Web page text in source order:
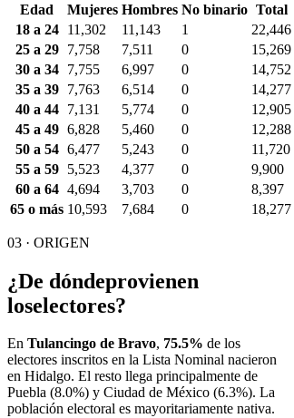
Edad
Mujeres Hombres No binario Total
18 a 24
11,302 11,143 1 22,446
25 a 29
7,758 7,511 0 15,269
30 a 34
7,755 6,997 0 14,752
35 a 39
7,763 6,514 0 14,277
40 a 44
7,131 5,774 0 12,905
45 a 49 6,828 5,460 0 12,288
50 a 54 6,477 5,243 0 11,720
55 a 59
5,523 4,377 0 9,900
60 a 64 4,694 3,703 0 8,397
65 o más 10,593 7,684 0 18,277
03 · ORIGEN
¿De dóndeprovienen
loselectores?
En Tulancingo de Bravo, 75.5% de los
electores inscritos en la Lista Nominal nacieron
en Hidalgo. El resto llega principalmente de
Puebla (8.0%) y Ciudad de México (6.3%). La
población electoral es mayoritariamente nativa.